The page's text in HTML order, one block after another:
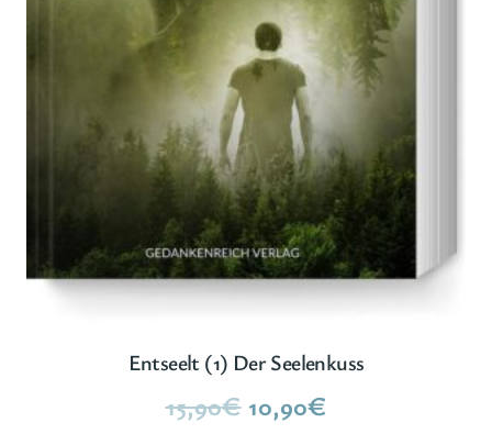
Entseelt (1) Der Seelenkuss
15,90€ Ursprünglicher
10,90€Aktueller